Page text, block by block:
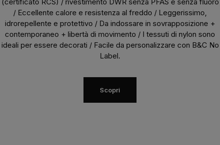
/ Eccellente calore e resistenza al freddo / Leggerissimo,
idrorepellente e protettivo / Da indossare in sovrapposizione +
contemporaneo + libertà di movimento / I tessuti di nylon sono
ideali per essere decorati / Facile da personalizzare con B&C No
Label.
Scopri